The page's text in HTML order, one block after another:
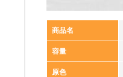
商品名
容量
原色